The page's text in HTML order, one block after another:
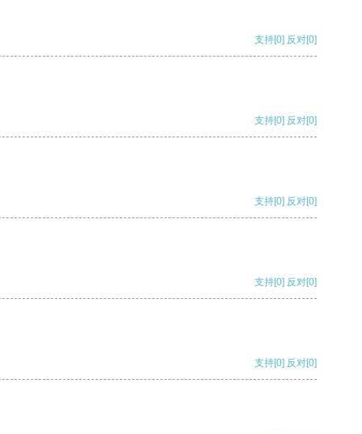
支持[0] 反对[0]
支持[0] 反对[0]
支持[0] 反对[0]
支持[0] 反对[0]
支持[0] 反对[0]